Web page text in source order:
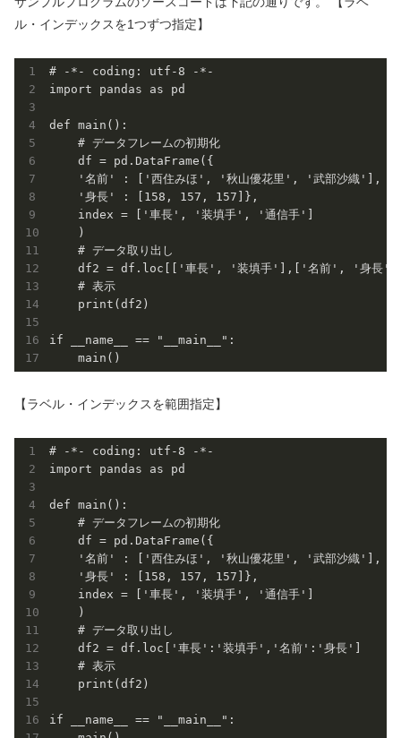
ル・インデックスを1つずつ指定】
# -*- coding: utf-8 -*-
import pandas as pd
def main():
    # データフレームの初期化
    df = pd.DataFrame({
    '名前' : ['西住みほ', '秋山優花里', '武部沙織'],
    '身長' : [158, 157, 157]},
    index = ['車長', '装填手', '通信手']
    )
    # データ取り出し
df2 = df.loc[['車長', '装填手'],['名前', '身長
    # 表示
    print(df2)
if __name__ == "__main__":
【ラベル・インデックスを範囲指定】
# -*- coding: utf-8 -*-
import pandas as pd
def main():
    # データフレームの初期化
    df = pd.DataFrame({
    '名前' : ['西住みほ', '秋山優花里', '武部沙織'],
    '身長' : [158, 157, 157]},
    index = ['車長', '装填手', '通信手']
    )
    # データ取り出し
    df2 = df.loc['車長':'装填手','名前':'身長']
    # 表示
    print(df2)
if __name__ == "__main__":